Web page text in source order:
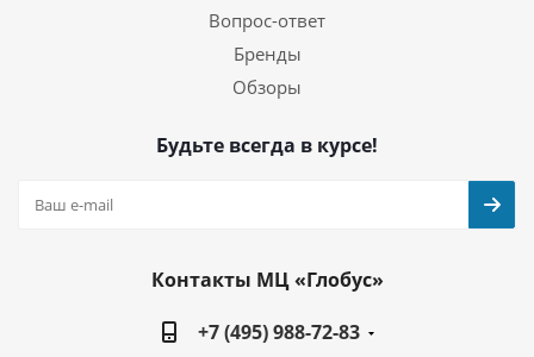
Вопрос-ответ
Бренды
Обзоры
Будьте всегда в курсе!
Контакты МЦ «Глобус»
+7 (495) 988-72-83